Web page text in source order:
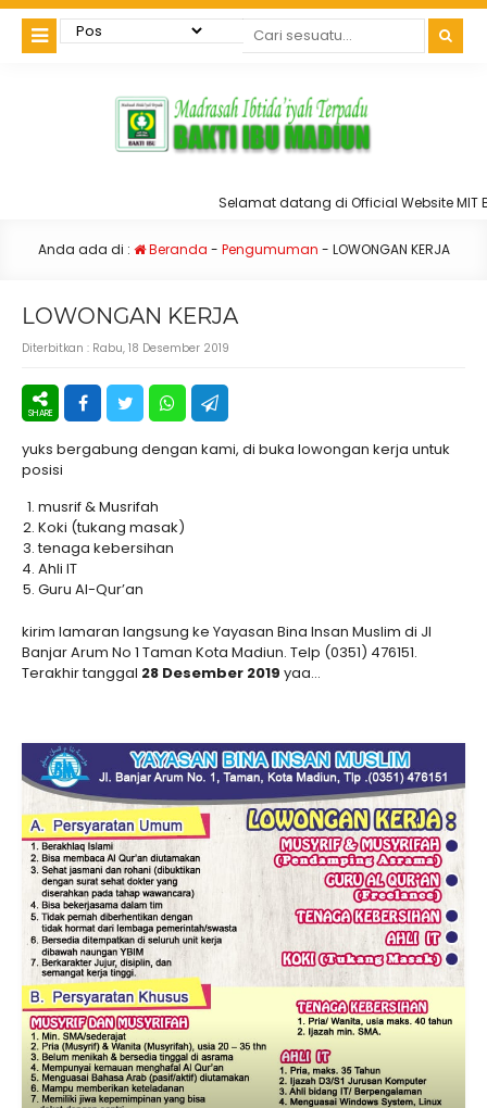
Selamat datang di Official Website MIT
Anda ada di :
Beranda - Pengumuman - LOWONGAN KERJA
LOWONGAN KERJA
Diterbitkan : Rabu, 18 Desember 2019
yuks bergabung dengan kami, di buka lowongan kerja untuk
posisi
musrif & Musrifah
Koki (tukang masak)
tenaga kebersihan
Ahli IT
Guru Al-Qur’an
kirim lamaran langsung ke Yayasan Bina Insan Muslim di Jl
Banjar Arum No 1 Taman Kota Madiun. Telp (0351) 476151.
Terakhir tanggal 28 Desember 2019 yaa…